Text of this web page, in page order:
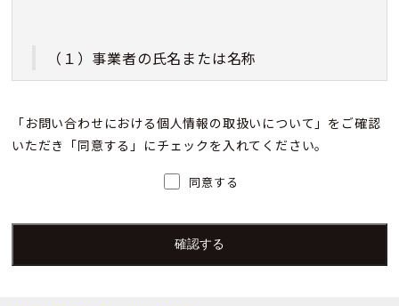
（１）事業者の氏名または名称
（２）個人情報保護管理者（若しくはその代理
人）の氏名又は職名、所属及び連絡先
個人情報保護管理者：上根 彩
電子メール：info@kamine.co.jp
「お問い合わせにおける個人情報の取扱いについて」をご確認
いただき「同意する」にチェックを入れてください。
同意する